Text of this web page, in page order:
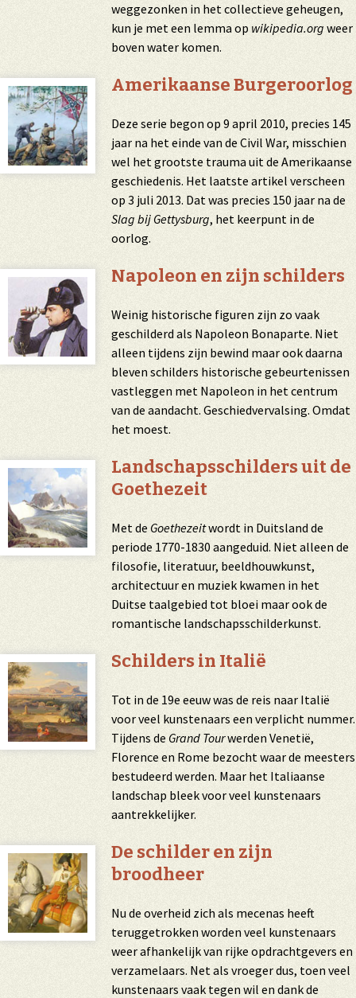
weggezonken in het collectieve geheugen,
kun je met een lemma op wikipedia.org weer
boven water komen.
Amerikaanse Burgeroorlog
Deze serie begon op 9 april 2010, precies 145
jaar na het einde van de Civil War, misschien
wel het grootste trauma uit de Amerikaanse
geschiedenis. Het laatste artikel verscheen
op 3 juli 2013. Dat was precies 150 jaar na de
Slag bij Gettysburg, het keerpunt in de
oorlog.
Napoleon en zijn schilders
Weinig historische figuren zijn zo vaak
geschilderd als Napoleon Bonaparte. Niet
alleen tijdens zijn bewind maar ook daarna
bleven schilders historische gebeurtenissen
vastleggen met Napoleon in het centrum
van de aandacht. Geschiedvervalsing. Omdat
het moest.
Landschapsschilders uit de
Goethezeit
Met deGoethezeitwordt in Duitsland de
periode 1770-1830 aangeduid. Niet alleen de
filosofie, literatuur, beeldhouwkunst,
architectuur en muziek kwamen in het
Duitse taalgebied tot bloei maar ook de
romantische landschapsschilderkunst.
Schilders in Italië
Tot in de 19e eeuw was de reis naar Italië
voor veel kunstenaars een verplicht nummer.
Tijdens de Grand Tourwerden Venetië,
Florence en Rome bezocht waar de meesters
bestudeerd werden. Maar het Italiaanse
landschap bleek voor veel kunstenaars
aantrekkelijker.
De schilder en zijn
broodheer
Nu de overheid zich als mecenas heeft
teruggetrokken worden veel kunstenaars
weer afhankelijk van rijke opdrachtgevers en
verzamelaars. Net als vroeger dus, toen veel
kunstenaars vaak tegen wil en dank de